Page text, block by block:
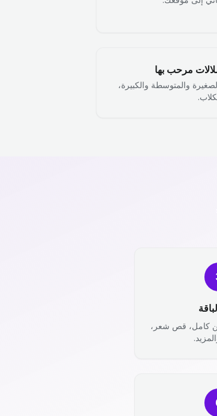
مرحب بها
والمتوسطة والكبيرة،
كامل، قص شعر،